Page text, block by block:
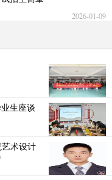
2026-01-09
生座谈
艺术设计